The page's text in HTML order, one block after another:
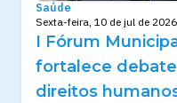
Saúde
Sexta-feira, 10 de jul de
I Fórum
fortalece
direitos